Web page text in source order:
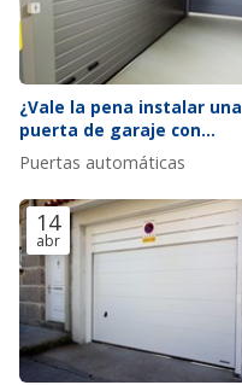
¿Vale la pena instalar una
puerta de garaje con
ventana?
Puertas automáticas
14
abr